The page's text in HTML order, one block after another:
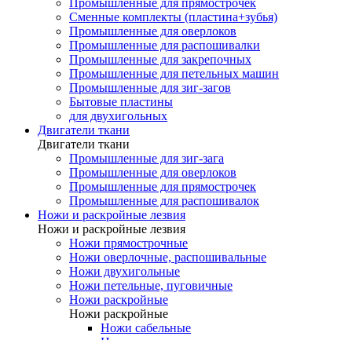
Промышленные для прямострочек
Сменные комплекты (пластина+зубья)
Промышленные для оверлоков
Промышленные для распошивалки
Промышленные для закрепочных
Промышленные для петельных машин
Промышленные для зиг-загов
Бытовые пластины
для двухигольных
Двигатели ткани
Двигатели ткани
Промышленные для зиг-зага
Промышленные для оверлоков
Промышленные для прямострочек
Промышленные для распошивалок
Ножи и раскройные лезвия
Ножи и раскройные лезвия
Ножи прямострочные
Ножи оверлочные, распошивальные
Ножи двухигольные
Ножи петельные, пуговичные
Ножи раскройные
Ножи раскройные
Ножи сабельные